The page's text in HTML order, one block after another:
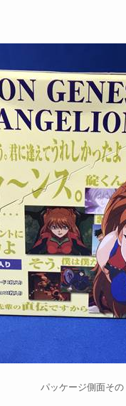
パッケージ側面その